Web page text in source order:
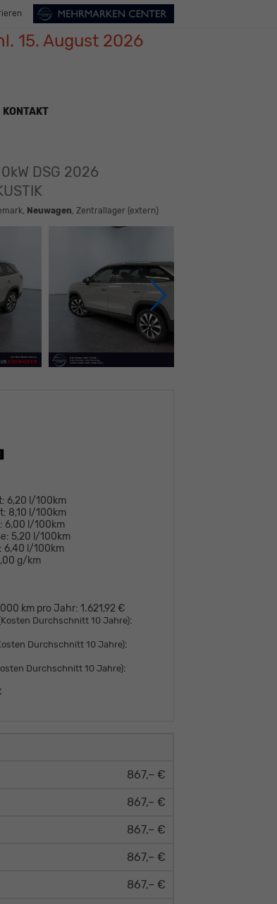
15. August 2026
KONTAKT
DSG 2026
Neuwagen, Zentrallager (extern)
6,20 l/100km
8,10 l/100km
6,00 l/100km
5,20 l/100km
6,40 l/100km
g/km
km pro Jahr: 1.621,92 €
Durchschnitt 10 Jahre):
Durchschnitt 10 Jahre):
Durchschnitt 10 Jahre):
867,– €
867,– €
867,– €
867,– €
867,– €